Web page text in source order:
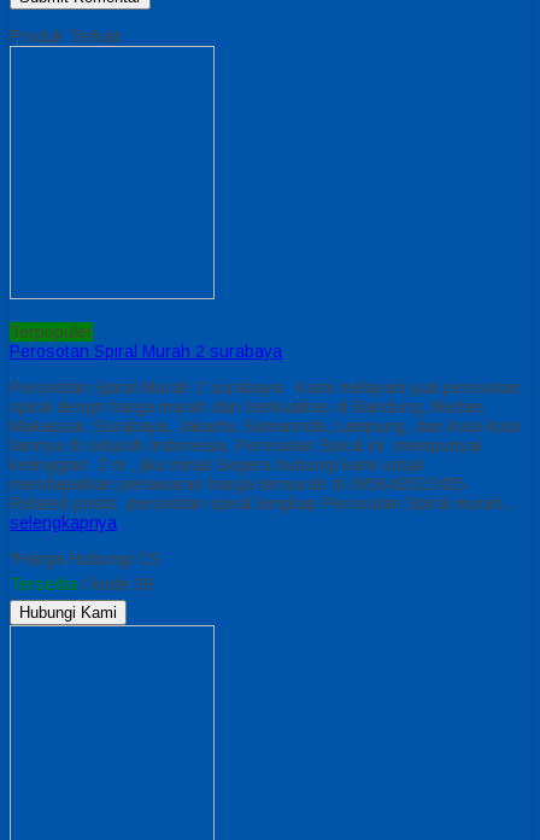
Produk Terkait
Terpopuler
Perosotan Spiral Murah 2 surabaya
Perosotan Spiral Murah 2 surabaya Kami melayani jual perosotan
spiral dengn harga murah dan berkualitas di Bandung, Medan,
Makassar, Surabaya, Jakarta, Samarinda, Lampung, dan kota-kota
lainnya di seluruh Indonesia. Perosotan Spiral ini mempunyai
ketinggian 2 m , jika minat Segera hubungi kami untuk
mendapatkan penawaran harga termurah di 085643522435.
Related posts: perosotan spiral lengkap Perosotan Spiral murah…
selengkapnya
*Harga Hubungi CS
Tersedia / kode 39
Hubungi Kami